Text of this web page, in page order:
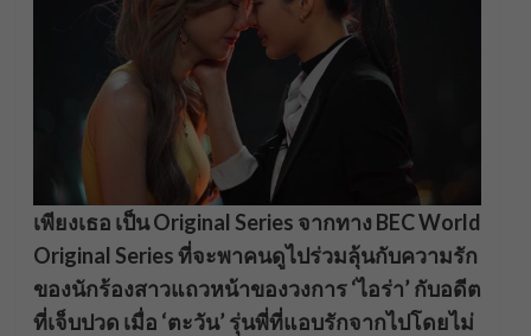
เพียงเธอ เป็น Original Series จากทาง BEC World
Original Series ที่จะพาคนดูไปร่วมลุ้นกับความรัก
ของนักร้องสาวแถวหน้าของวงการ ‘ไอร่า’ กับอดีต
ที่เจ็บปวด เมื่อ ‘ตะวัน’ รุ่นพี่ที่แอบรักจากไปโดยไม่